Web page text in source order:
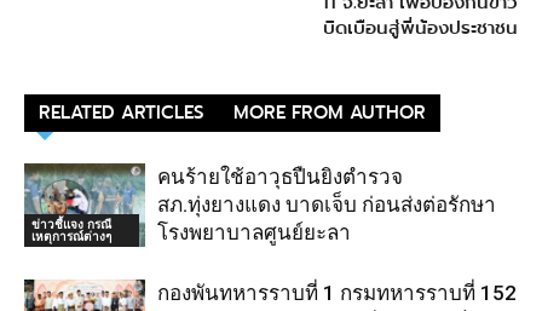
บิดเบือนสู่พี่น้องประชาชน
RELATED ARTICLES MORE FROM AUTHOR
ข่าวชี้แจง กรณี
เหตุการณ์ต่างๆ
คนร้ายใช้อาวุธปืนยิงตำรวจ
สภ.ทุ่งยางแดง บาดเจ็บ ก่อนส่งต่อรักษา
โรงพยาบาลศูนย์ยะลา
กองพันทหารราบที่ 1 กรมทหารราบที่ 152